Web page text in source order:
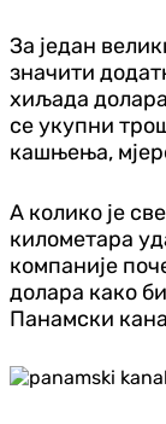
За један
значити
хиљада
се укупни
кашњења,
А колико је
километара
компаније
долара како
Панамски